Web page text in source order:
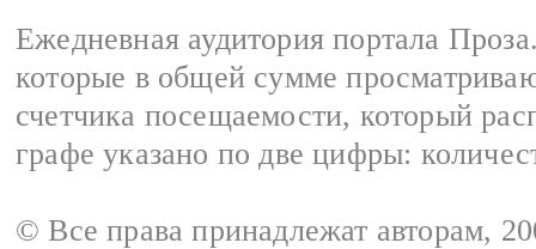
Ежедневная аудитория портала
которые в общей сумме
счетчика посещаемости, который
графе указано по две цифры:
© Все права принадлежат авторам,